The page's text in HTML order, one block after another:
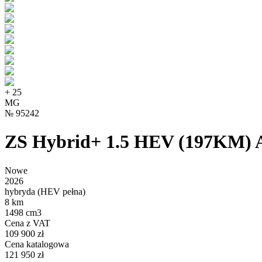
+ 25
MG
№ 95242
ZS Hybrid+ 1.5 HEV (197KM)
Nowe
2026
hybryda (HEV pełna)
8 km
1498 cm3
Cena z VAT
109 900 zł
Cena katalogowa
121 950 zł